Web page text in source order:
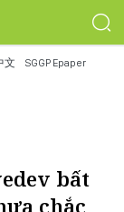
文 SGGP Epaper
bất
chắc